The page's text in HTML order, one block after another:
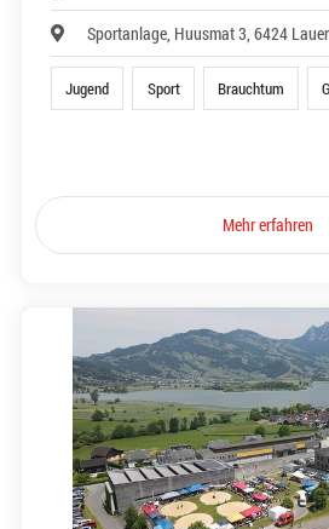
Sportanlage, Huusmat 3, 6424
Jugend Sport Brauchtum
Mehr erfahren